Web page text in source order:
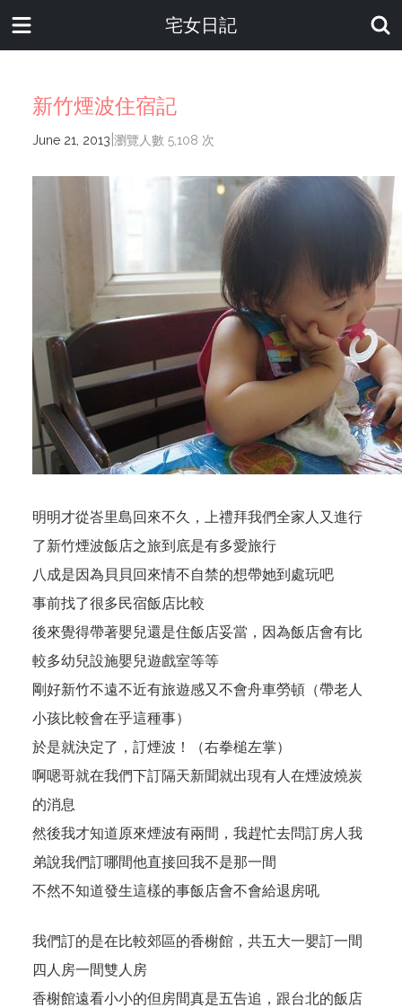
宅女日記
新竹煙波住宿記
June 21, 2013 瀏覽人數 5,108 次
明明才從峇里島回來不久，上禮拜我們全家人又進行
了新竹煙波飯店之旅到底是有多愛旅行
八成是因為貝貝回來情不自禁的想帶她到處玩吧
事前找了很多民宿飯店比較
後來覺得帶著嬰兒還是住飯店妥當，因為飯店會有比
較多幼兒設施嬰兒遊戲室等等
剛好新竹不遠不近有旅遊感又不會舟車勞頓（帶老人
小孩比較會在乎這種事）
於是就決定了，訂煙波！（右拳槌左掌）
啊嗯哥就在我們下訂隔天新聞就出現有人在煙波燒炭
的消息
然後我才知道原來煙波有兩間，我趕忙去問訂房人我
弟說我們訂哪間他直接回我不是那一間
不然不知道發生這樣的事飯店會不會給退房吼
我們訂的是在比較郊區的香榭館，共五大一嬰訂一間
四人房一間雙人房
香榭館遠看小小的但房間真是五告追，跟台北的飯店